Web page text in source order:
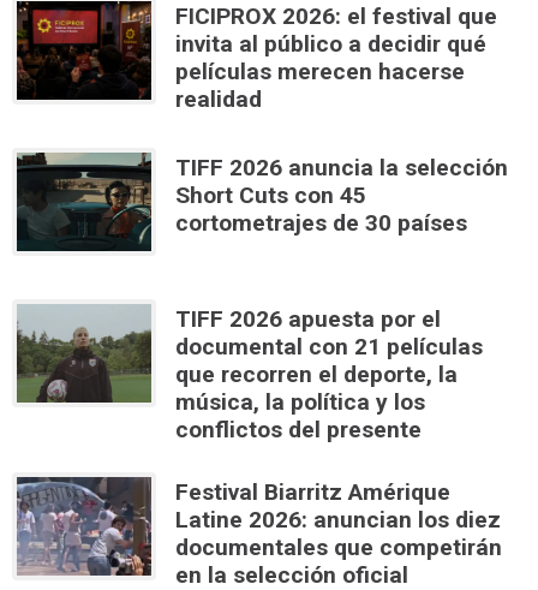
FICIPROX 2026: el festival que
invita al público a decidir qué
películas merecen hacerse
realidad
TIFF 2026 anuncia la selección
Short Cuts con 45
cortometrajes de 30 países
TIFF 2026 apuesta por el
documental con 21 películas
que recorren el deporte, la
música, la política y los
conflictos del presente
Festival Biarritz Amérique
Latine 2026: anuncian los diez
documentales que competirán
en la selección oficial